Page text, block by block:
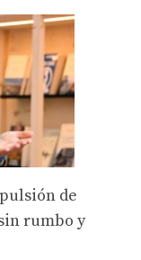
de
rumbo y